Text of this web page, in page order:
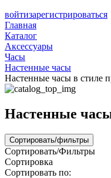
войтизарегистрироваться
Главная
Каталог
Аксессуары
Часы
Настенные часы
Настенные часы в стиле
Настенные
Сортировать/фильтры
Сортировать/Фильтры
Сортировка
Сортировать по: